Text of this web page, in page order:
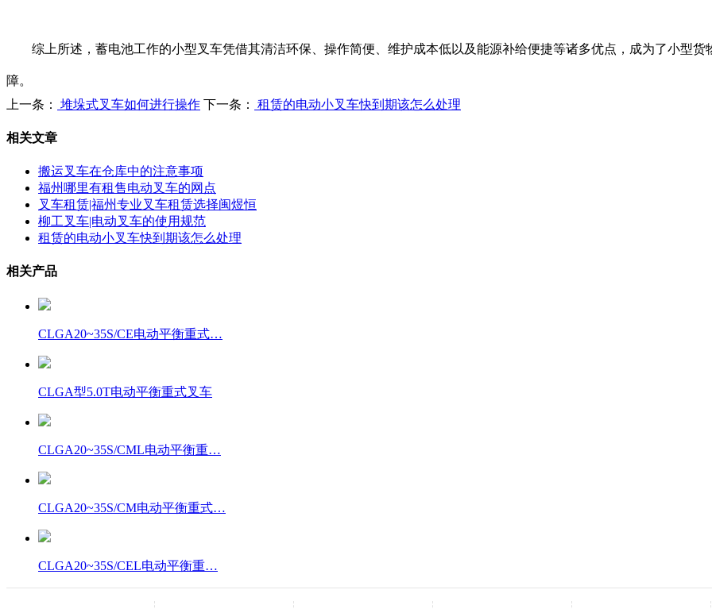
综上所述，蓄电池工作的小型叉车凭借其清洁环保、操作简便、维护成本低以及能源补给便捷等诸多优点，成为了小型货
障。
上一条：
堆垛式叉车如何进行操作 下一条： 租赁的电动小叉车快到期该怎么处理
相关文章
搬运叉车在仓库中的注意事项
福州哪里有租售电动叉车的网点
叉车租赁|福州专业叉车租赁选择闽煜恒
柳工叉车|电动叉车的使用规范
租赁的电动小叉车快到期该怎么处理
相关产品
CLGA20~35S/CE电动平衡重式…
CLGA型5.0T电动平衡重式叉车
CLGA20~35S/CML电动平衡重…
CLGA20~35S/CM电动平衡重式…
CLGA20~35S/CEL电动平衡重…